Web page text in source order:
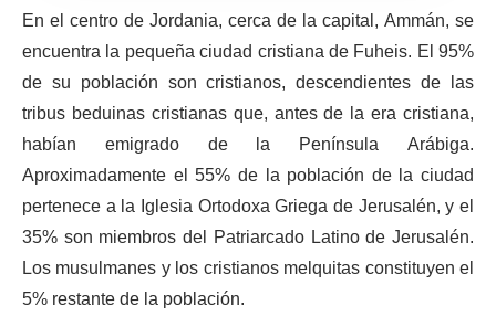
En el centro de Jordania, cerca de la capital, Ammán, se
encuentra la pequeña ciudad cristiana de Fuheis. El 95%
de su población son cristianos, descendientes de las
tribus beduinas cristianas que, antes de la era cristiana,
habían emigrado de la Península Arábiga.
Aproximadamente el 55% de la población de la ciudad
pertenece a la Iglesia Ortodoxa Griega de Jerusalén, y el
35% son miembros del Patriarcado Latino de Jerusalén.
Los musulmanes y los cristianos melquitas constituyen el
5% restante de la población.